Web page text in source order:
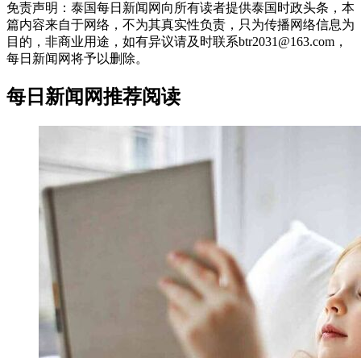
免责声明：泰国每日新闻网向所有读者提供泰国时政头条，本
篇内容来自于网络，不为其真实性负责，只为传播网络信息为
目的，非商业用途，如有异议请及时联系btr2031@163.com，
每日新闻网将予以删除。
每日新闻网推荐阅读